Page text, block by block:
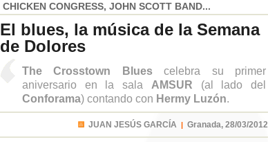
CHICKEN CONGRESS, JOHN SCOTT BAND...
El blues, la música de la Semana
de Dolores
The Crosstown Blues celebra su primer
aniversario en la sala AMSUR (al lado del
Conforama) contando con Hermy Luzón.
JUAN JESÚS GARCÍA | Granada, 28/03/2012